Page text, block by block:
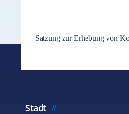
Satzung zur Erhebung von
Stadt